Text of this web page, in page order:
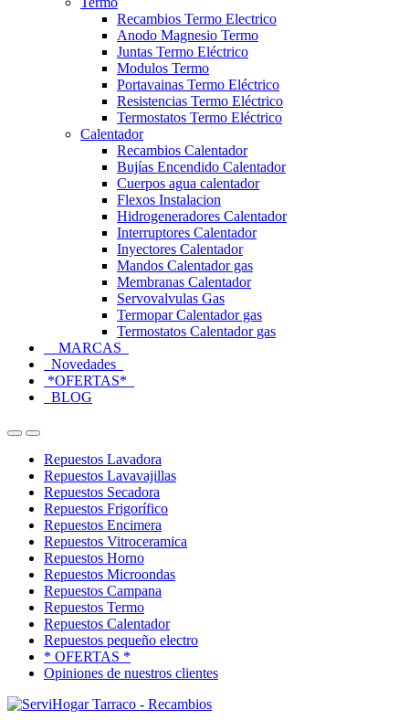
Recambios Termo Electrico
Anodo Magnesio Termo
Juntas Termo Eléctrico
Modulos Termo
Portavainas Termo Eléctrico
Resistencias Termo Eléctrico
Termostatos Termo Eléctrico
Calentador
Recambios Calentador
Bujías Encendido Calentador
Cuerpos agua calentador
Flexos Instalacion
Hidrogeneradores Calentador
Interruptores Calentador
Inyectores Calentador
Mandos Calentador gas
Membranas Calentador
Servovalvulas Gas
Termopar Calentador gas
Termostatos Calentador gas
MARCAS
Novedades
*OFERTAS*
BLOG
OpenClose
Repuestos Lavadora
Repuestos Lavavajillas
Repuestos Secadora
Repuestos Frigorífico
Repuestos Encimera
Repuestos Vitroceramica
Repuestos Horno
Repuestos Microondas
Repuestos Campana
Repuestos Termo
Repuestos Calentador
Repuestos pequeño electro
* OFERTAS *
Opiniones de nuestros clientes